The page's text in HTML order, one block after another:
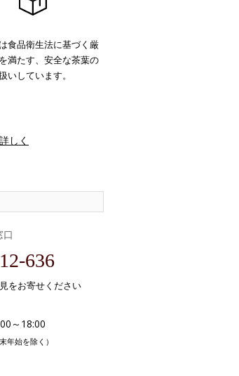
食品衛生法に基づく厳
満たす、安全な茶葉の
いしています。
しく
口
636
をお寄せください
～18:00
末年始を除く）